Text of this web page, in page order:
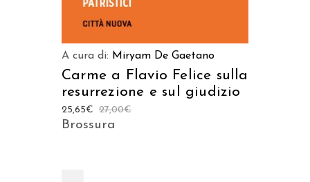
A cura di: Miryam De Gaetano
Carme a Flavio Felice sulla
resurrezione e sul giudizio
27,00€
25,65€
Brossura